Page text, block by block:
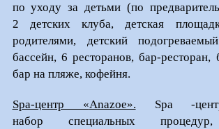
по уходу за детьми (по
2 детских клуба, детская
родителями, детский
бассейн, 6 ресторанов, бар-ресторан,
бар на пляже, кофейня.
Spa-центр «Anazoe». Spa -
набор специальных